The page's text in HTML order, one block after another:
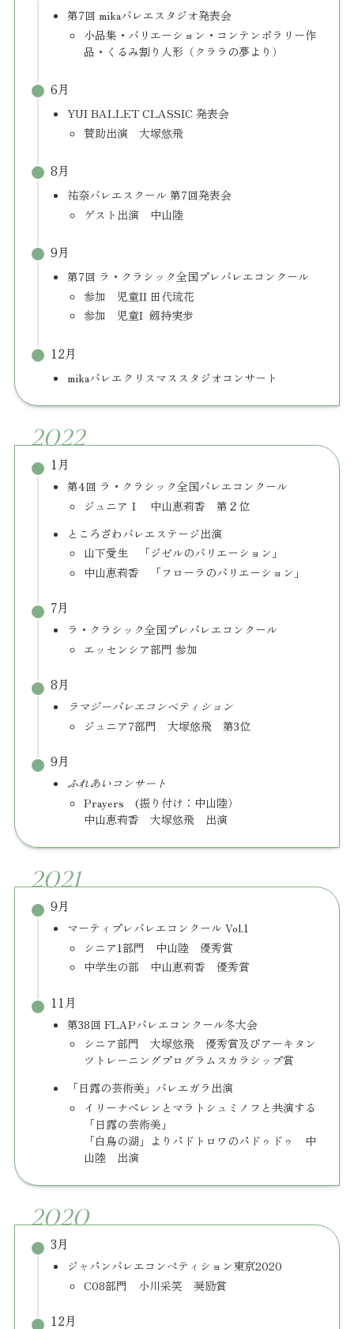
第7回 mikaバレエスタジオ発表会
小品集・バリエーション・コンテンポラリー作
品・くるみ割り人形（クララの夢より）
6月
YUI BALLET CLASSIC 発表会
賛助出演 大塚悠飛
8月
祐奈バレエスクール 第7回発表会
ゲスト出演 中山陸
9月
第7回 ラ・クラシック全国プレバレエコンクール
参加 児童II 田代琉花
参加 児童I 劔持実歩
12月
mikaバレエクリスマススタジオコンサート
2022
1月
第4回 ラ・クラシック全国バレエコンクール
ジュニアⅠ 中山恵莉香 第２位
ところざわバレエステージ出演
山下愛生 「ジゼルのバリエーション」
中山恵莉香 「フローラのバリエーション」
7月
ラ・クラシック全国プレバレエコンクール
エッセンシア部門 参加
8月
ラマジーバレエコンペティション
ジュニア7部門 大塚悠飛 第3位
9月
ふれあいコンサート
Prayers (振り付け：中山陸）
中山恵莉香 大塚悠飛 出演
2021
9月
マーティプレバレエコンクール Vol.1
シニア1部門 中山陸 優秀賞
中学生の部 中山恵莉香 優秀賞
11月
第38回 FLAPバレエコンクール冬大会
シニア部門 大塚悠飛 優秀賞及びアーキタン
ツトレーニングプログラムスカラシップ賞
「日露の芸術美」バレエガラ出演
イリーナぺレンとマラトシュミノフと共演する
「日露の芸術美」
「白鳥の湖」よりパドトロワのパドゥドゥ 中
山陸 出演
2020
3月
ジャパンバレエコンペティション東京2020
C08部門 小川采笑 奨励賞
12月